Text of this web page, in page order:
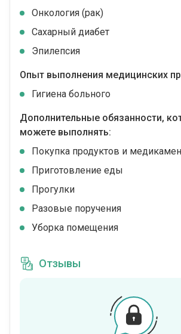
Онкология (рак)
Сахарный диабет
Эпилепсия
Опыт выполнения медицинских
Гигиена больного
Дополнительные обязанности,
можете выполнять:
Покупка продуктов и
Приготовление еды
Прогулки
Разовые поручения
Уборка помещения
Отзывы